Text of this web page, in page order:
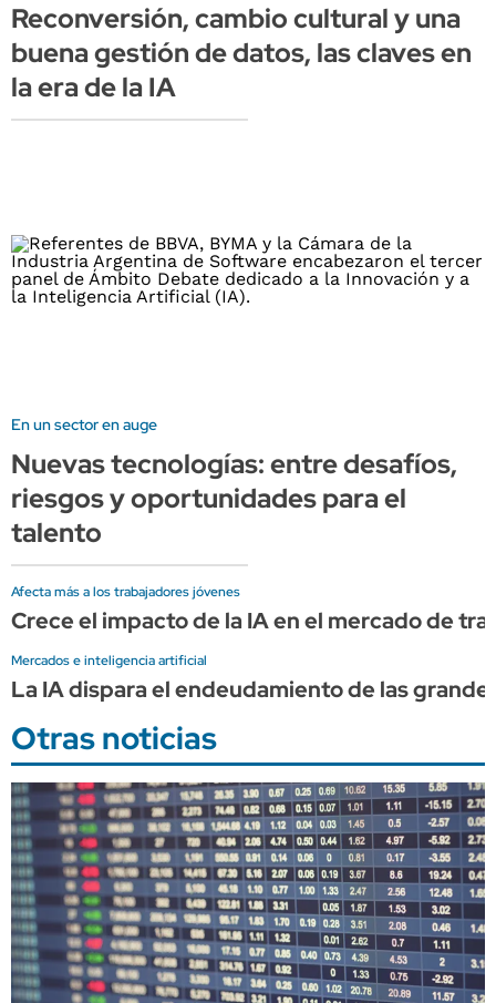
Reconversión, cambio cultural y una
buena gestión de datos, las claves en
la era de la IA
En un sector en auge
Nuevas tecnologías: entre desafíos,
riesgos y oportunidades para el
talento
Afecta más a los trabajadores jóvenes
Crece el impacto de la IA en el mercado de
Mercados e inteligencia artificial
La IA dispara el endeudamiento de las
Otras noticias